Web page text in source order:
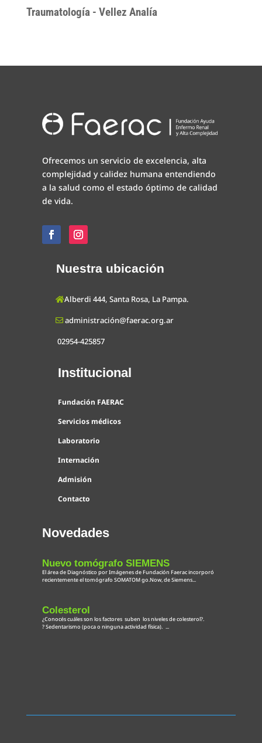
Traumatología - Vellez Analía
Ofrecemos un servicio de excelencia, alta
complejidad y calidez humana entendiendo
a la salud como el estado óptimo de calidad
de vida.
Nuestra ubicación
Alberdi 444, Santa Rosa, La Pampa.
administración@faerac.org.ar
02954-425857
Institucional
Fundación FAERAC
Servicios médicos
Laboratorio
Internación
Admisión
Contacto
Novedades
Nuevo tomógrafo SIEMENS
El área de Diagnóstico por Imágenes de Fundación Faerac incorporó
recientemente el tomógrafo SOMATOM go.Now, de Siemens...
Colesterol
¿Conocés cuáles son los factores suben los niveles de colesterol?.
? Sedentarismo (poca o ninguna actividad física). ...